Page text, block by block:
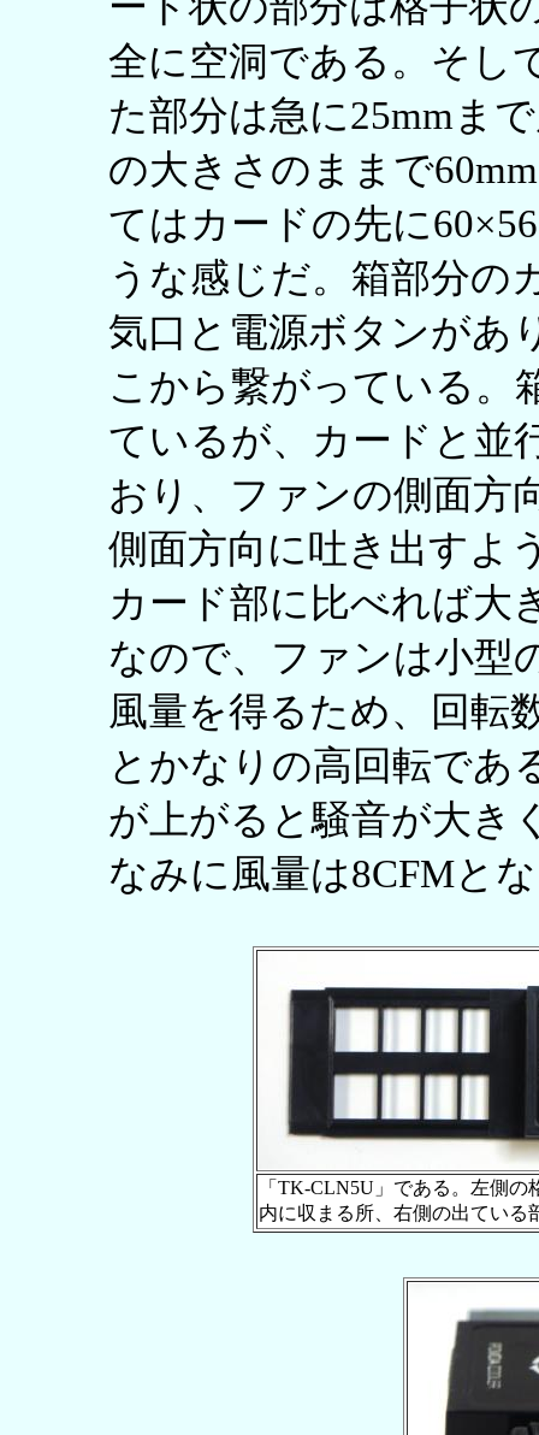
全に空洞である。そし
た部分は急に25mmま
の大きさのままで
てはカードの先に
うな感じだ。箱部分の
気口と電源ボタンがあ
こから繋がっている。
ているが、カードと並
おり、ファンの側面方
側面方向に吐き出すよ
カード部に比べれば大
なので、ファンは小型
風量を得るため、回転
とかなりの高回転であ
が上がると騒音が大き
なみに風量は8CFMと
「TK-CLN5U」である。左側
内に収まる所、右側の出ている